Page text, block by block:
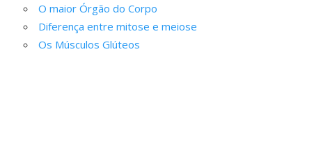
O maior Órgão do Corpo
Diferença entre mitose e meiose
Os Músculos Glúteos